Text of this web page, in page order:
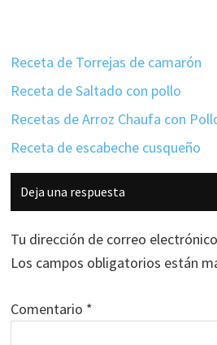
Receta de Torrejas de camarón
Receta de Saltado con pollo
Recetas de Arroz Chaufa con
Receta de escabeche cusqueño
Interacciones
con
los
lectores
Deja una respuesta
Tu dirección de correo
Los campos obligatorios están
Comentario *